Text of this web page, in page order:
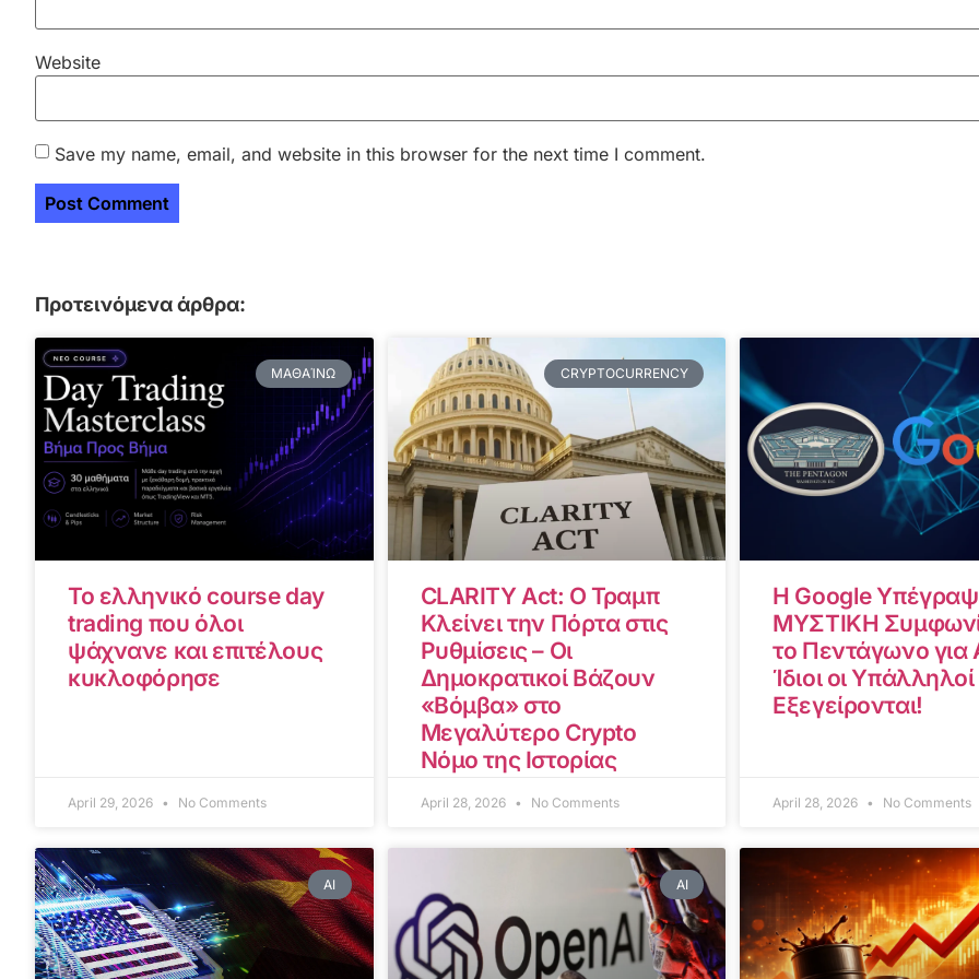
Website
Save my name, email, and website in this browser for the next time I comment.
Προτεινόμενα άρθρα:
ΜΑΘΑΊΝΩ
Το ελληνικό course day
trading που όλοι
ψάχνανε και επιτέλους
κυκλοφόρησε
April 29, 2026 No Comments
CRYPTOCURRENCY
CLARITY Act: Ο Τραμπ
Κλείνει την Πόρτα στις
Ρυθμίσεις – Οι
Δημοκρατικοί Βάζουν
«Βόμβα» στο
Μεγαλύτερο Crypto
Νόμο της Ιστορίας
April 28, 2026 No Comments
Η Google
ΜΥΣΤΙΚΗ
το Πεντάγωνο για
Ίδιοι οι
Εξεγείρονται!
April 28, 2026 No Comments
AI AI